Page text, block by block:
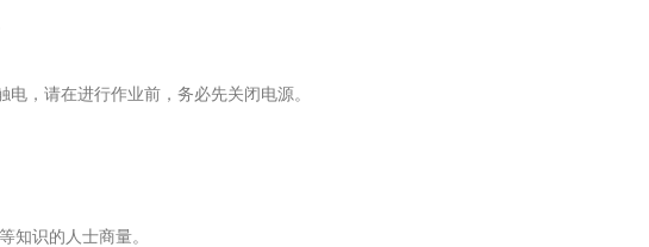
，请在进行作业前，务必先关闭电源。
知识的人士商量。